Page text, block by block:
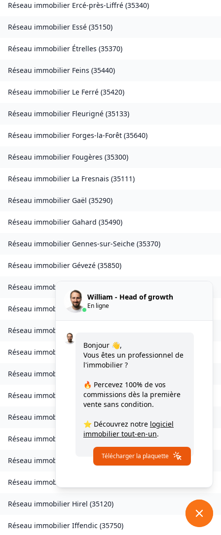
Réseau immobilier Ercé-près-Liffré (35340)
Réseau immobilier Essé (35150)
Réseau immobilier Étrelles (35370)
Réseau immobilier Feins (35440)
Réseau immobilier Le Ferré (35420)
Réseau immobilier Fleurigné (35133)
Réseau immobilier Forges-la-Forêt (35640)
Réseau immobilier Fougères (35300)
Réseau immobilier La Fresnais (35111)
Réseau immobilier Gaël (35290)
Réseau immobilier Gahard (35490)
Réseau immobilier Gennes-sur-Seiche (35370)
Réseau immobilier Gévezé (35850)
Réseau immobilier
Réseau immobilierLa Gouesnière
Réseau immobilier
Réseau immobilier Grand-Fougeray (35390)
Réseau immobilier
Réseau immobilier Guichen(35580)
Réseau immobilier
Réseau immobilier Guipel(35440)
Réseau immobilier Hédé-Bazouges (35630)
Réseau immobilier
Réseau immobilier Hirel (35120)
Réseau immobilier Iffendic (35750)
William - Head of growth
En ligne
Bonjour 👋,
Vous êtes un professionnel de
l'immobilier ?
🔥 Percevez 100% de vos
commissions dès la première
vente sans condition.
⭐ Découvrez notre logiciel
immobilier tout-en-un.
Télécharger la plaquette